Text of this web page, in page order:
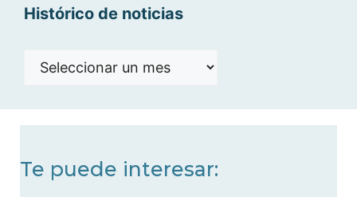
Histórico de noticias
Histórico
Te puede interesar: